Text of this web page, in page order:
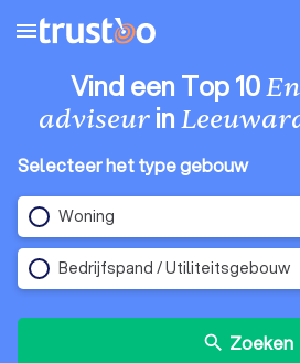
menu
Vind een Top 10
adviseurin
Selecteer het type gebouw
Woning
Bedrijfspand / Utiliteitsgebouw
search Zoeken